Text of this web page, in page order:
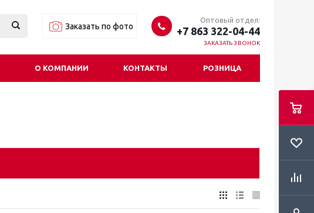
Заказать по фото
Оптовый отдел:
+7 863 322-04-44
ЗАКАЗАТЬ ЗВОНОК
О КОМПАНИИ КОНТАКТЫ РОЗНИЦА